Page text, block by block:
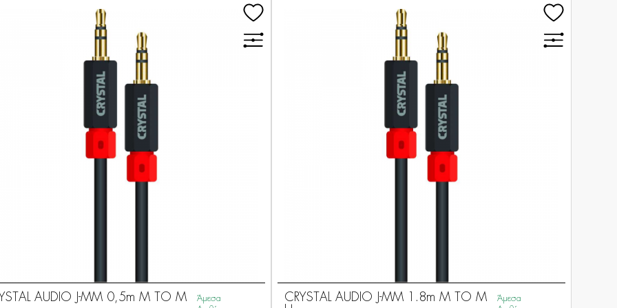
AUDIO J-MM 0,5m M TO M
Άμεσα
CRYSTAL AUDIO J-MM 1.8m M TO M
Άμεσα